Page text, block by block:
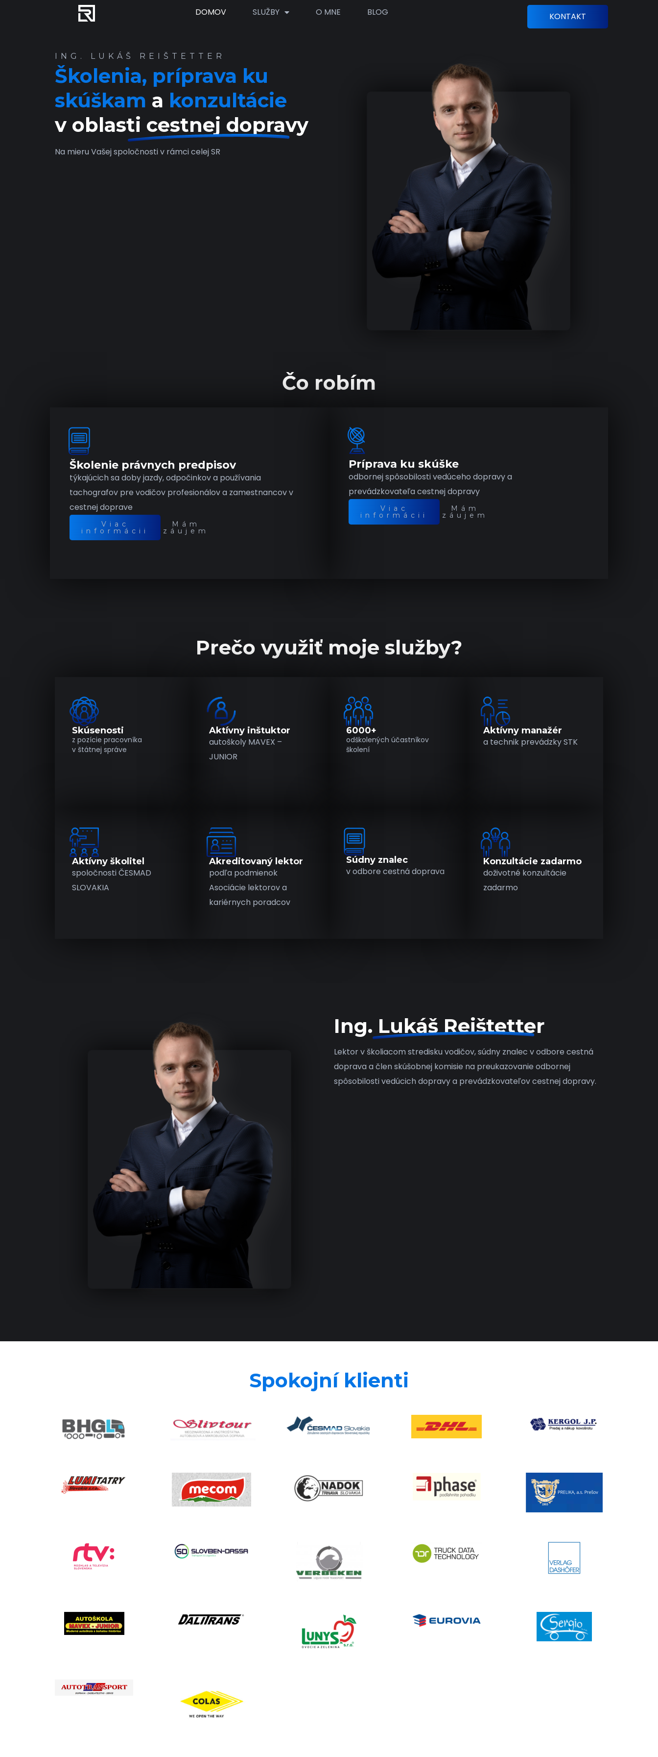
DOMOV SLUŽBY O MNE BLOG KONTAKT
ING. LUKÁŠ REIŠTETTER
Školenia, príprava ku
skúškam a konzultácie
v oblasti cestnej dopravy
Na mieru Vašej spoločnosti v rámci celej SR
Čo robím
Školenie právnych predpisov
týkajúcich sa doby jazdy, odpočinkov a používania
tachografov pre vodičov profesionálov a zamestnancov v
cestnej doprave
Viac
informácii
Mám
záujem
Príprava ku skúške
odbornej spôsobilosti vedúceho dopravy a
prevádzkovateľa cestnej dopravy
Viac
informácii
Mám
záujem
Prečo využiť moje služby?
Skúsenosti
z pozície pracovníka
v štátnej správe
Aktívny inštuktor
autoškoly MAVEX –
JUNIOR
6000+
odškolených účastníkov
školení
Aktívny manažér
a technik prevádzky STK
Aktívny školitel
spoločnosti ČESMAD
SLOVAKIA
Akreditovaný lektor
podľa podmienok
Asociácie lektorov a
kariérnych poradcov
Súdny znalec
v odbore cestná doprava
Konzultácie zadarmo
doživotné konzultácie
zadarmo
Ing. Lukáš Reištetter
Lektor v školiacom stredisku vodičov, súdny znalec v odbore cestná
doprava a člen skúšobnej komisie na preukazovanie odbornej
spôsobilosti vedúcich dopravy a prevádzkovateľov cestnej dopravy.
Spokojní klienti